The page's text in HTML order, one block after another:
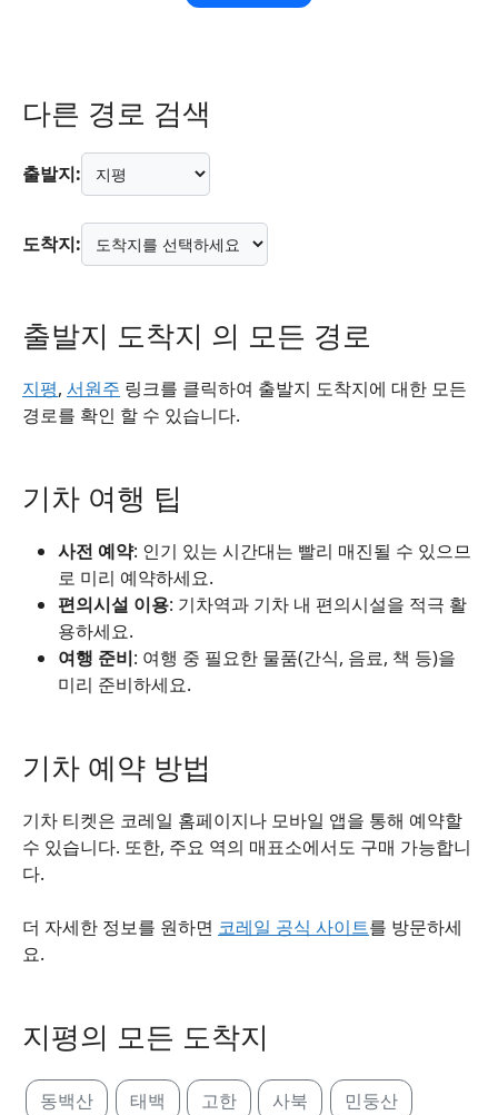
다른 경로 검색
출발지:
도착지:
출발지 도착지 의 모든 경로
지평, 서원주 링크를 클릭하여 출발지 도착지에 대한 모든
경로를 확인 할 수 있습니다.
기차 여행 팁
사전 예약: 인기 있는 시간대는 빨리 매진될 수 있으므
로 미리 예약하세요.
편의시설 이용: 기차역과 기차 내 편의시설을 적극 활
용하세요.
여행 준비: 여행 중 필요한 물품(간식, 음료, 책 등)을
미리 준비하세요.
기차 예약 방법
기차 티켓은 코레일 홈페이지나 모바일 앱을 통해 예약할
수 있습니다. 또한, 주요 역의 매표소에서도 구매 가능합니
다.
더 자세한 정보를 원하면 코레일 공식 사이트를 방문하세
요.
지평의 모든 도착지
동백산 태백 고한 사북 민둥산